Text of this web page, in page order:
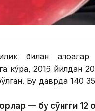
билан
кўра, 2016 йилдан
Бу даврда 140
— бу сўнгги 12